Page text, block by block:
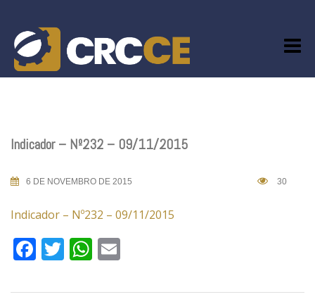
content
Indicador – Nº232 – 09/11/2015
6 DE NOVEMBRO DE 2015 30
Indicador – Nº232 – 09/11/2015
Facebook
TwitterWhatsApp